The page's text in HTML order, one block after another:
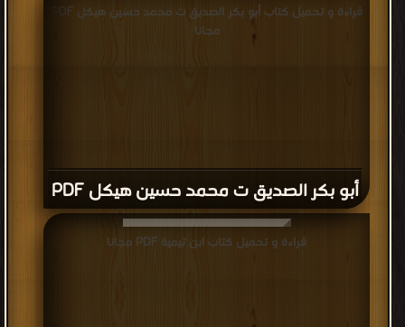
أبو بكر الصديق ت محمد حسين هيكل PDF
قراءة و تحميل كتاب أبو بكر الصديق ت محمد حسين هيكل PDF
مجانا
قراءة و تحميل كتاب ابن تيمية PDF مجانا